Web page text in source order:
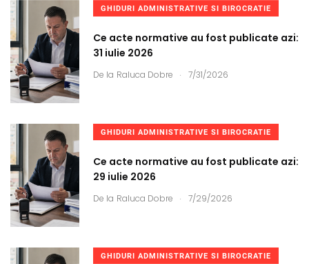
GHIDURI ADMINISTRATIVE SI BIROCRATIE
Ce acte normative au fost publicate azi:
31 iulie 2026
De la Raluca Dobre . 7/31/2026
GHIDURI ADMINISTRATIVE SI BIROCRATIE
Ce acte normative au fost publicate azi:
29 iulie 2026
De la Raluca Dobre . 7/29/2026
GHIDURI ADMINISTRATIVE SI BIROCRATIE